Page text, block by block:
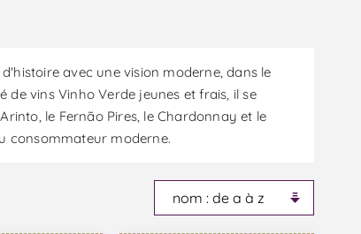
avec une vision moderne, dans le
vins Vinho Verde jeunes et frais, il se
le Fernão Pires, le Chardonnay et le
consommateur moderne.